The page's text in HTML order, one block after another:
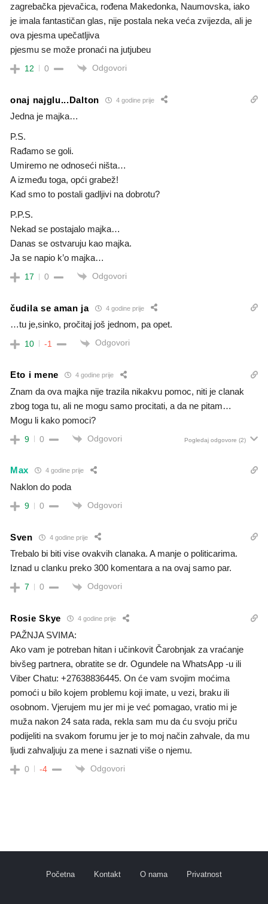
zagrebačka pjevačica, rođena Makedonka, Naumovska, iako
je imala fantastičan glas, nije postala neka veća zvijezda, ali je
ova pjesma upečatljiva
pjesmu se može pronaći na jutjubeu
12 0 Odgovori
onaj najglu...Dalton 4 godine prije
Jedna je majka…
P.S.
Rađamo se goli.
Umiremo ne odnoseći ništa…
A između toga, opći grabež!
Kad smo to postali gadljivi na dobrotu?
P.P.S.
Nekad se postajalo majka…
Danas se ostvaruju kao majka.
Ja se napio k’o majka…
17 0 Odgovori
čudila se aman ja 4 godine prije
…tu je,sinko, pročitaj još jednom, pa opet.
10 -1 Odgovori
Eto i mene 4 godine prije
Znam da ova majka nije trazila nikakvu pomoc, niti je clanak
zbog toga tu, ali ne mogu samo procitati, a da ne pitam…
Mogu li kako pomoci?
9 0 Odgovori Pogledaj odgovore (2)
Max 4 godine prije
Naklon do poda
9 0 Odgovori
Sven 4 godine prije
Trebalo bi biti vise ovakvih clanaka. A manje o politicarima.
Iznad u clanku preko 300 komentara a na ovaj samo par.
7 0 Odgovori
Rosie Skye 4 godine prije
PAŽNJA SVIMA:
Ako vam je potreban hitan i učinkovit Čarobnjak za vraćanje
bivšeg partnera, obratite se dr. Ogundele na WhatsApp -u ili
Viber Chatu: +27638836445. On će vam svojim moćima
pomoći u bilo kojem problemu koji imate, u vezi, braku ili
osobnom. Vjerujem mu jer mi je već pomagao, vratio mi je
muža nakon 24 sata rada, rekla sam mu da ću svoju priču
podijeliti na svakom forumu jer je to moj način zahvale, da mu
ljudi zahvaljuju za mene i saznati više o njemu.
0 -4 Odgovori
Početna Kontakt O nama Privatnost